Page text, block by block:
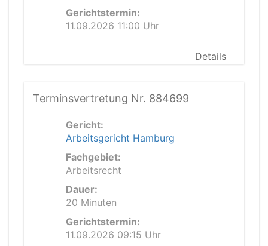
Gerichtstermin:
11.09.2026 11:00 Uhr
Details
Terminsvertretung Nr. 884699
Gericht:
Arbeitsgericht Hamburg
Fachgebiet:
Arbeitsrecht
Dauer:
20 Minuten
Gerichtstermin:
11.09.2026 09:15 Uhr